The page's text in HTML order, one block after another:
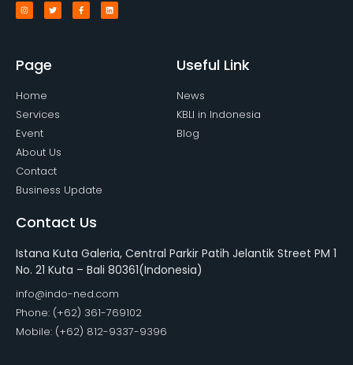
Page
Home
Services
Event
About Us
Contact
Business Update
Useful Link
News
KBLI in Indonesia
Blog
Contact Us
Istana Kuta Galeria, Central Parkir Patih Jelantik Street PM 1
No. 21 Kuta – Bali 80361(Indonesia)
info@indo-ned.com
Phone: (+62) 361-769102
Mobile: (+62) 812-9337-9396